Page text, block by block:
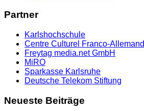
Partner
Karlshochschule
Centre Culturel Franco-Allemand
Freytag media.net GmbH
MiRO
Sparkasse Karlsruhe
Deutsche Telekom Stiftung
Neueste Beiträge